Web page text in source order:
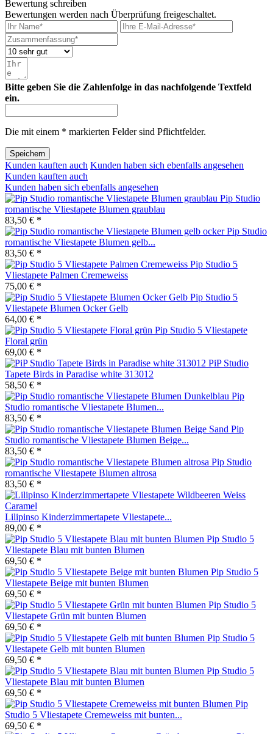
Bewertung schreiben
Bewertungen werden nach Überprüfung freigeschaltet.
Bitte geben Sie die Zahlenfolge in das nachfolgende Textfeld
ein.
Die mit einem * markierten Felder sind Pflichtfelder.
Speichern
Kunden kauften auch Kunden haben sich ebenfalls angesehen
Kunden kauften auch
Kunden haben sich ebenfalls angesehen
Pip Studio
romantische Vliestapete Blumen graublau
83,50 € *
Pip Studio
romantische Vliestapete Blumen gelb...
83,50 € *
Pip Studio 5
Vliestapete Palmen Cremeweiss
75,00 € *
Pip Studio 5
Vliestapete Blumen Ocker Gelb
64,00 € *
Pip Studio 5 Vliestapete
Floral grün
69,00 € *
PiP Studio
Tapete Birds in Paradise white 313012
58,50 € *
Pip
Studio romantische Vliestapete Blumen...
83,50 € *
Pip
Studio romantische Vliestapete Blumen Beige...
83,50 € *
Pip Studio
romantische Vliestapete Blumen altrosa
83,50 € *
Lilipinso Kinderzimmertapete Vliestapete...
89,00 € *
Pip Studio 5
Vliestapete Blau mit bunten Blumen
69,50 € *
Pip Studio 5
Vliestapete Beige mit bunten Blumen
69,50 € *
Pip Studio 5
Vliestapete Grün mit bunten Blumen
69,50 € *
Pip Studio 5
Vliestapete Gelb mit bunten Blumen
69,50 € *
Pip Studio 5
Vliestapete Blau mit bunten Blumen
69,50 € *
Pip
Studio 5 Vliestapete Cremeweiss mit bunten...
69,50 € *